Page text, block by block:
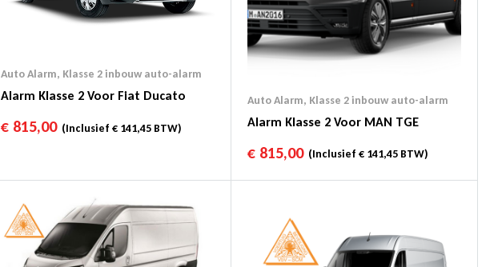
Auto Alarm, Klasse 2 inbouw auto-alarm
Alarm Klasse 2 Voor Fiat Ducato
€ 815,00(Inclusief € 141,45 BTW)
Auto Alarm, Klasse 2 inbouw auto-alarm
Alarm Klasse 2 Voor MAN TGE
€ 815,00(Inclusief € 141,45 BTW)